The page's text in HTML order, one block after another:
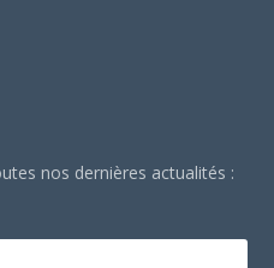
nos dernières actualités :